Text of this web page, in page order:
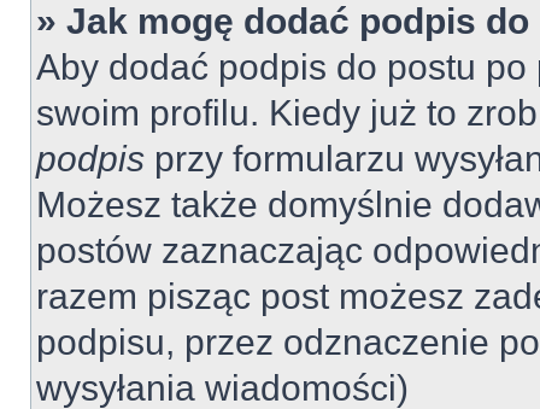
» Jak mogę dodać podpis
Aby dodać podpis do postu
swoim profilu. Kiedy już to
podpis przy formularzu
Możesz także domyślnie
postów zaznaczając
razem pisząc post możesz
podpisu, przez odznaczenie
wysyłania wiadomości)